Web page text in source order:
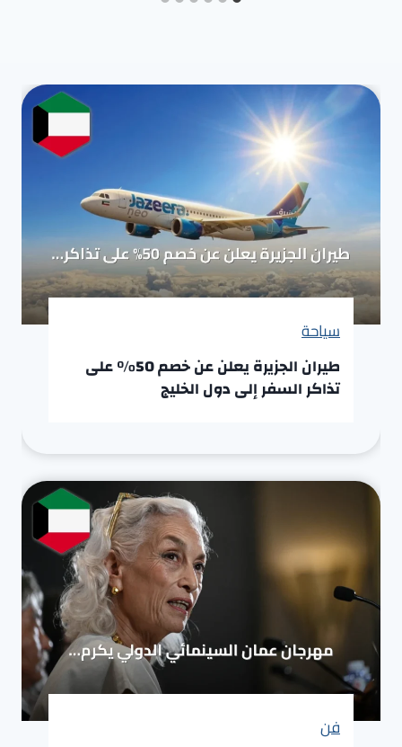
سياحة
طيران الجزيرة يعلن عن خصم 50% على
تذاكر السفر إلى دول الخليج
فن